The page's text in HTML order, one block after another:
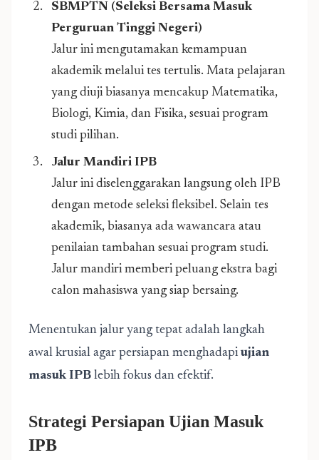
SBMPTN (Seleksi Bersama Masuk
Perguruan Tinggi Negeri)
Jalur ini mengutamakan kemampuan
akademik melalui tes tertulis. Mata pelajaran
yang diuji biasanya mencakup Matematika,
Biologi, Kimia, dan Fisika, sesuai program
studi pilihan.
Jalur Mandiri IPB
Jalur ini diselenggarakan langsung oleh IPB
dengan metode seleksi fleksibel. Selain tes
akademik, biasanya ada wawancara atau
penilaian tambahan sesuai program studi.
Jalur mandiri memberi peluang ekstra bagi
calon mahasiswa yang siap bersaing.
Menentukan jalur yang tepat adalah langkah
awal krusial agar persiapan menghadapi ujian
masuk IPB lebih fokus dan efektif.
Strategi Persiapan Ujian Masuk
IPB